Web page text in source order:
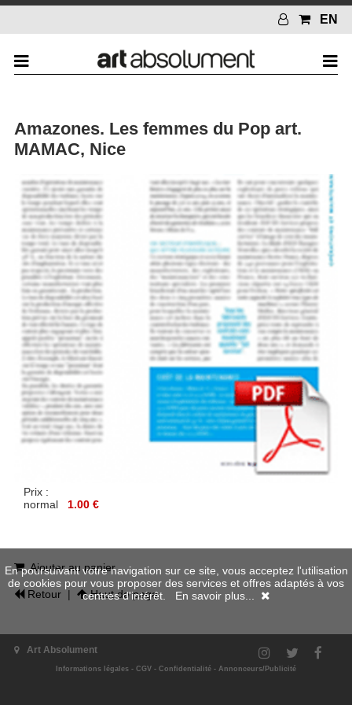
EN
Amazones. Les femmes du Pop art.
MAMAC, Nice
Prix :
normal
1.00 €
Ajouter au panier
Retour| Haut de page
Art Absolument
Informations légales - CGV - Confidentialité - Annonceurs/Publicité
En poursuivant votre navigation sur ce site, vous acceptez l'utilisation
de cookies pour vous proposer des services et offres adaptés à vos
centres d'intérêt. En savoir plus...